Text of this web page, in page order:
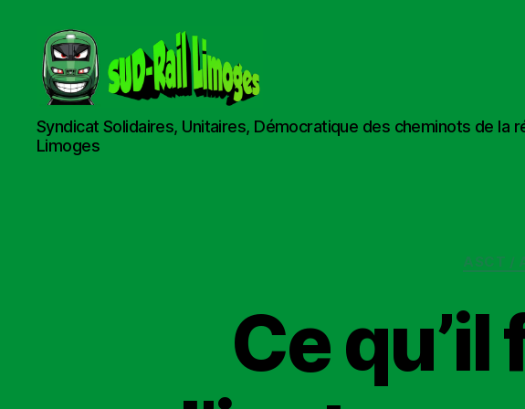
Sud
Rail
Limoges
Syndicat Solidaires, Unitaires, Démocratique des cheminots de la
Limoges
ASCT /
Ce